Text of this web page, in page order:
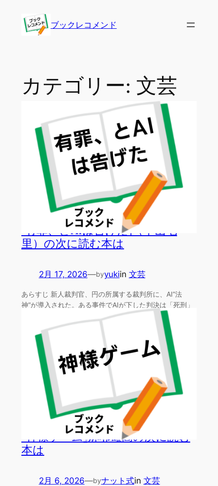
ブックレコメンド
カテゴリー: 文芸
「有罪、とAIは告げた」（中山七
里）の次に読む本は
2月 17, 2026—byyukiin 文芸
あらすじ 新人裁判官、円の所属する裁判所に、AI”法
神”が導入された。ある事件でAIが下した判決は「死刑」
『神様ゲーム』麻耶雄嵩の次に読む
本は
2月 6, 2026—byナット式in 文芸